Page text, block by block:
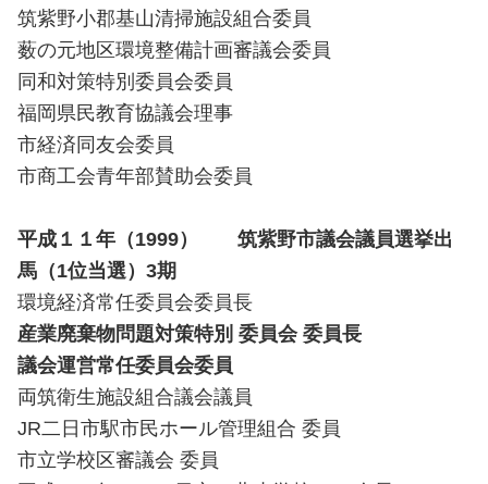
筑紫野小郡基山清掃施設組合委員
薮の元地区環境整備計画審議会委員
同和対策特別委員会委員
福岡県民教育協議会理事
市経済同友会委員
市商工会青年部賛助会委員
平成１１年（1999） 筑紫野市議会議員選挙出
馬（1位当選）3期
環境経済常任委員会委員長
産業廃棄物問題対策特別 委員会 委員長
議会運営常任委員会委員
両筑衛生施設組合議会議員
JR二日市駅市民ホール管理組合 委員
市立学校区審議会 委員